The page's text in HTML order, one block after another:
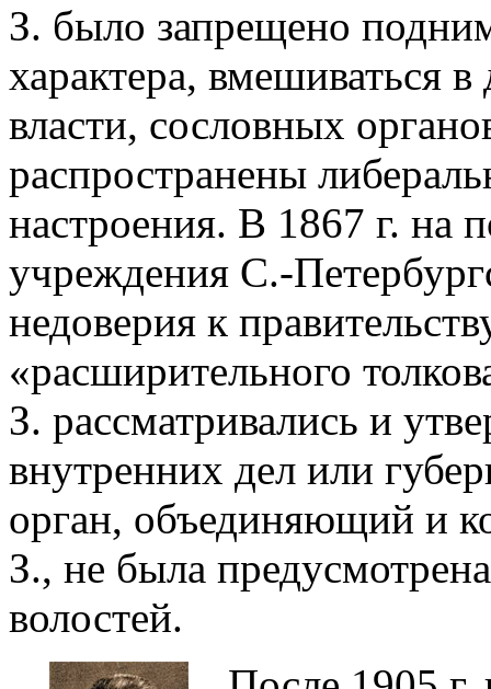
З. было запрещено
характера, вмешиваться в
власти, сословных
распространены
настроения. В 1867 г. на
учреждения С.-
недоверия к
«расширительного
З. рассматривались и
внутренних дел или
орган, объединяющий и
З., не была
волостей.